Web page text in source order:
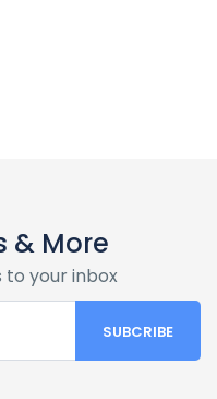
& More
your inbox